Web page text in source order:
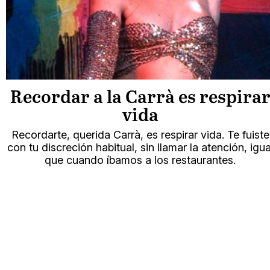
Recordar a la Carrà es respirar
vida
Recordarte, querida Carrà, es respirar vida. Te fuiste
con tu discreción habitual, sin llamar la atención,
que cuando íbamos a los restaurantes.